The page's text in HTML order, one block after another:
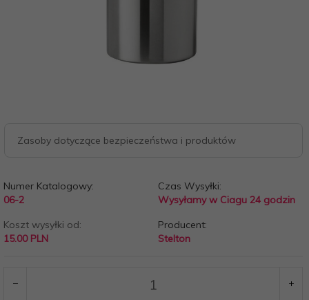
Zasoby dotyczące bezpieczeństwa i produktów
Numer Katalogowy:
06-2
Czas Wysyłki:
Wysyłamy w Ciagu 24 godzin
Koszt wysyłki od:
15.00 PLN
Producent:
Stelton